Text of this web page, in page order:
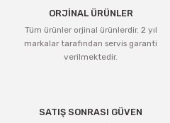
ORJİNAL ÜRÜNLER
Tüm ürünler orjinal ürünlerdir. 2 yıl
markalar tarafından servis garanti
verilmektedir.
SATIŞ SONRASI GÜVEN